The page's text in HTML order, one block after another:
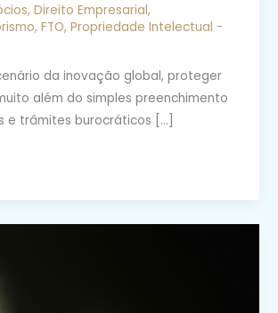
, Direito Empresarial,
, FTO, Propriedade Intelectual -
da inovação global, proteger
além do simples preenchimento
e trâmites burocráticos […]